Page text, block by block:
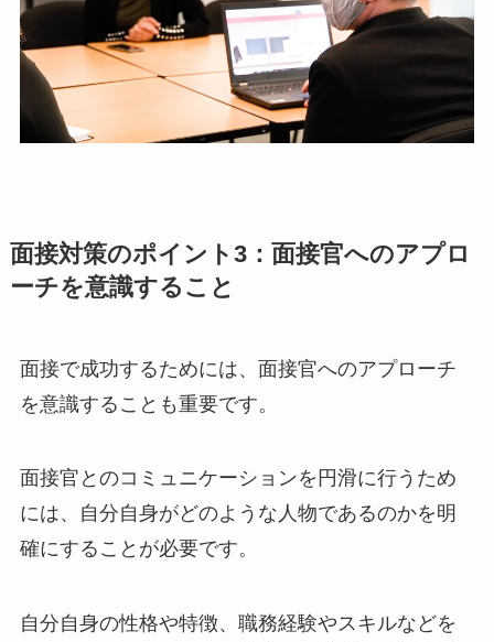
面接対策のポイント3：面接官へのアプロ
ーチを意識すること
面接で成功するためには、面接官へのアプローチ
を意識することも重要です。
面接官とのコミュニケーションを円滑に行うため
には、自分自身がどのような人物であるのかを明
確にすることが必要です。
自分自身の性格や特徴、職務経験やスキルなどを